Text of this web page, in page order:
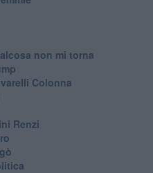
non mi torna
Colonna
Renzi